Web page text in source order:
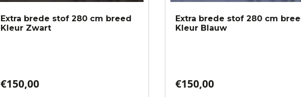
Extra brede stof 280 cm breed
Kleur Zwart
€150,00
Extra brede stof 280 cm
Kleur Blauw
€150,00